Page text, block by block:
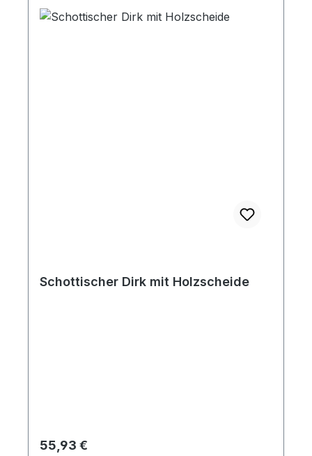
Schottischer Dirk mit Holzscheide
Regulärer Preis:
55,93 €